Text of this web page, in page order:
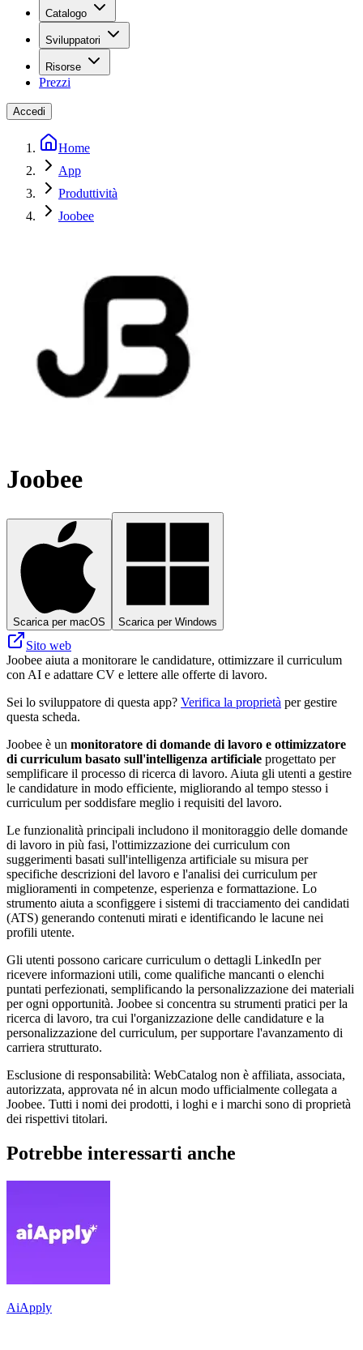
Catalogo
Sviluppatori
Risorse
Prezzi
Accedi
Home
App
Produttività
Joobee
Joobee
Scarica per macOS Scarica per Windows
Sito web
Joobee aiuta a monitorare le candidature, ottimizzare il curriculum
con AI e adattare CV e lettere alle offerte di lavoro.
Sei lo sviluppatore di questa app? Verifica la proprietà per gestire
questa scheda.
Joobee è un monitoratore di domande di lavoro e ottimizzatore
di curriculum basato sull'intelligenza artificiale progettato per
semplificare il processo di ricerca di lavoro. Aiuta gli utenti a gestire
le candidature in modo efficiente, migliorando al tempo stesso i
curriculum per soddisfare meglio i requisiti del lavoro.
Le funzionalità principali includono il monitoraggio delle domande
di lavoro in più fasi, l'ottimizzazione dei curriculum con
suggerimenti basati sull'intelligenza artificiale su misura per
specifiche descrizioni del lavoro e l'analisi dei curriculum per
miglioramenti in competenze, esperienza e formattazione. Lo
strumento aiuta a sconfiggere i sistemi di tracciamento dei candidati
(ATS) generando contenuti mirati e identificando le lacune nei
profili utente.
Gli utenti possono caricare curriculum o dettagli LinkedIn per
ricevere informazioni utili, come qualifiche mancanti o elenchi
puntati perfezionati, semplificando la personalizzazione dei materiali
per ogni opportunità. Joobee si concentra su strumenti pratici per la
ricerca di lavoro, tra cui l'organizzazione delle candidature e la
personalizzazione del curriculum, per supportare l'avanzamento di
carriera strutturato.
Esclusione di responsabilità: WebCatalog non è affiliata, associata,
autorizzata, approvata né in alcun modo ufficialmente collegata a
Joobee. Tutti i nomi dei prodotti, i loghi e i marchi sono di proprietà
dei rispettivi titolari.
Potrebbe interessarti anche
AiApply